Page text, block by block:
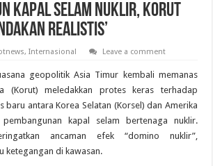
Kapal Selam Nuklir, Korut
Realistis’
,Internasional Leave a comment
geopolitik Asia Timur kembali memanas
(Korut) meledakkan protes keras terhadap
baru antara Korea Selatan (Korsel) dan Amerika
kapal selam bertenaga nuklir.
ancaman efek “domino nuklir”,
ketegangan di kawasan.